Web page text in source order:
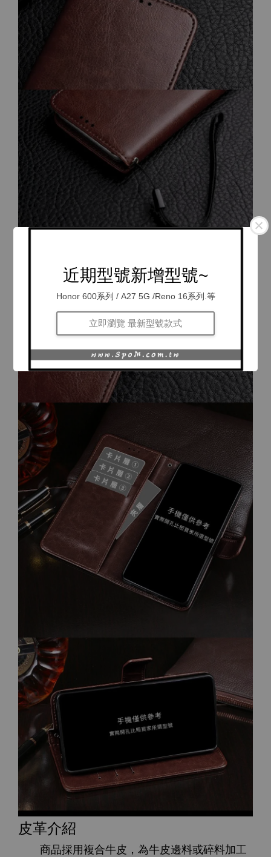
近期型號新增型號~
Honor 600系列 / A27 5G /Reno 16系列.等
立即瀏覽 最新型號款式
皮革介紹
商品採用複合牛皮，為牛皮邊料或碎料加工